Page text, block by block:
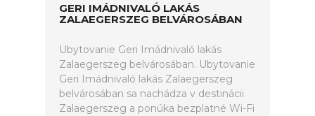
GERI IMÁDNIVALÓ LAKÁS
ZALAEGERSZEG BELVÁROSÁBAN
Ubytovanie Geri Imádnivaló lakás
Zalaegerszeg belvárosában. Ubytovanie
Geri Imádnivaló lakás Zalaegerszeg
belvárosában sa nachádza v destinácii
Zalaegerszeg a ponúka bezplatné Wi-Fi